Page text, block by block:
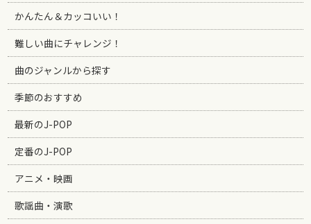
かんたん＆カッコいい！
難しい曲にチャレンジ！
曲のジャンルから探す
季節のおすすめ
最新のJ-POP
定番のJ-POP
アニメ・映画
歌謡曲・演歌